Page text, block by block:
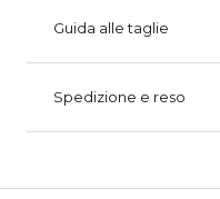
Guida alle taglie
Spedizione e reso